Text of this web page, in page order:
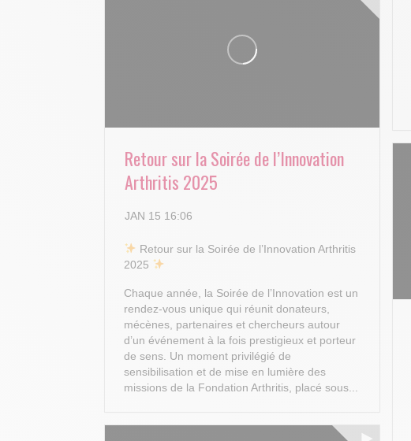
Retour sur la Soirée de l’Innovation
Arthritis 2025
JAN 15 16:06
​ Retour sur la Soirée de l’Innovation Arthritis
2025
Chaque année, la Soirée de l’Innovation est un
rendez-vous unique qui réunit donateurs,
mécènes, partenaires et chercheurs autour
d’un événement à la fois prestigieux et porteur
de sens. Un moment privilégié de
sensibilisation et de mise en lumière des
missions de la Fondation Arthritis, placé sous...